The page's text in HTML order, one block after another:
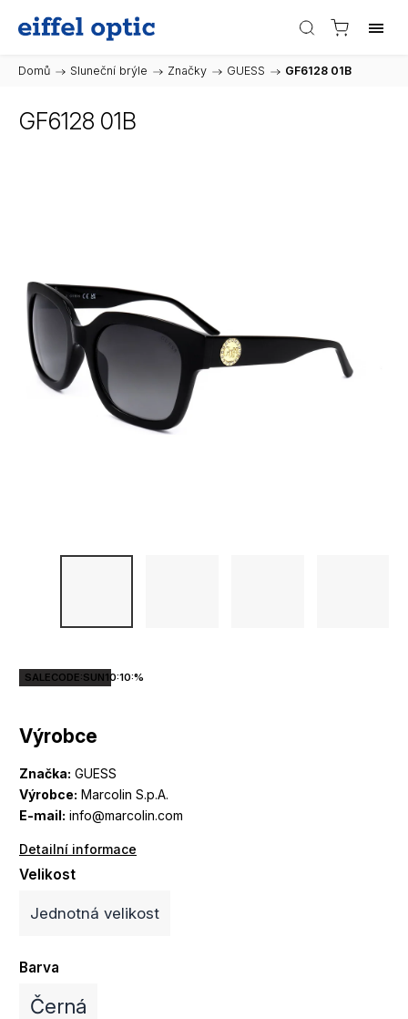
Domů / Sluneční brýle / Značky / GUESS / GF6128 01B
GF6128 01B
Výrobce
Značka: GUESS
Výrobce: Marcolin S.p.A.
E-mail: info@marcolin.com
Detailní informace
SALECODE:SUN10:10:%
Velikost
Jednotná velikost
Barva
Černá